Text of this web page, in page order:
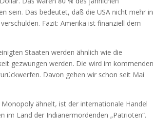
sein. Das bedeutet, daß die USA nicht mehr in
Fazit: Amerika ist finanziell dem
Staaten werden ähnlich wie die
gezwungen werden. Die wird im kommenden
Davon gehen wir schon seit Mai
ähnelt, ist der internationale Handel
im Land der Indianermordenden „Patrioten“.